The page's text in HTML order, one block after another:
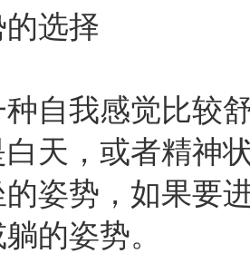
选择
我感觉比较舒
天，或者精神
姿势，如果要
的姿势。